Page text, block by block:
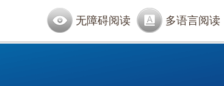
无障碍阅读 多语言阅读